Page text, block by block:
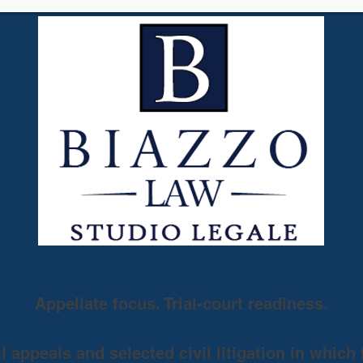
Appellate focus. Trial-court readiness.
appeals and selected civil litigation in which